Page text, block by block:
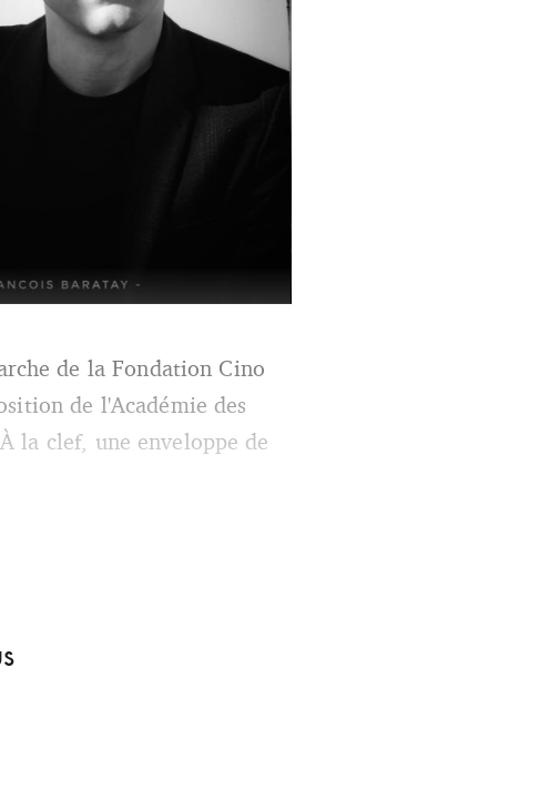
de la Fondation Cino
de l'Académie des
la clef, une enveloppe de